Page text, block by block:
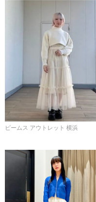
ビームス アウトレット 横浜